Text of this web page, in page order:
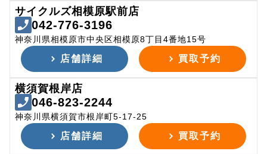
サイクルズ相模原駅前店
042-776-3196
神奈川県相模原市中央区相模原8丁目4番地15号
店舗詳細 買取予約
横須賀根岸店
046-823-2244
神奈川県横須賀市根岸町5-17-25
店舗詳細 買取予約